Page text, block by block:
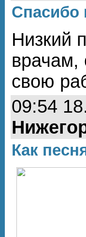
Спасибо
Низкий
свою
09:54
Как